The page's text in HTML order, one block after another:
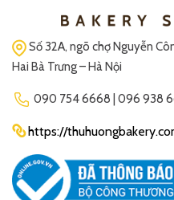
Số 32A, ngõ chợ Nguyễn
Hai Bà Trưng – Hà Nội
090 754 6668 | 096 938
https://